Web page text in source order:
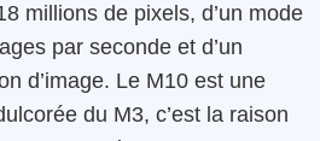
millions de pixels, d’un mode
par seconde et d’un
d’image. Le M10 est une
du M3, c’est la raison